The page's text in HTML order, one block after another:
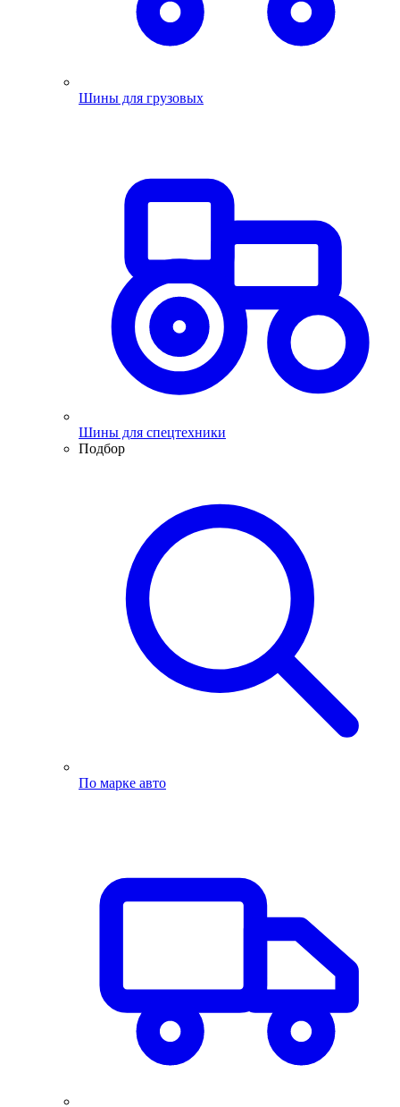
Шины для грузовых
Шины для спецтехники
Подбор
По марке авто